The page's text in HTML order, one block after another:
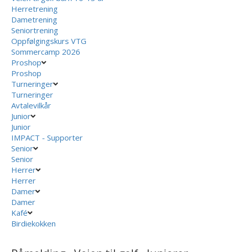
Herretrening
Dametrening
Seniortrening
Oppfølgingskurs VTG
Sommercamp 2026
Proshop
Proshop
Turneringer
Turneringer
Avtalevilkår
Junior
Junior
IMPACT - Supporter
Senior
Senior
Herrer
Herrer
Damer
Damer
Kafé
Birdiekokken